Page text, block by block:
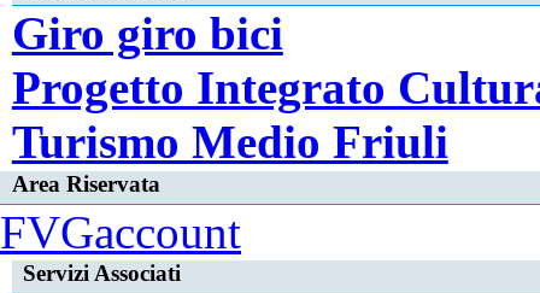
Giro giro bici
Progetto Integrato
Turismo Medio Friuli
Area Riservata
FVGaccount
Servizi Associati